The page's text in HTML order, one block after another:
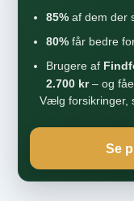
85% af dem der
80% får bedre
Brugere af
2.700 kr– og
Vælg forsikringer,
Se